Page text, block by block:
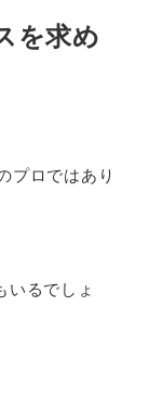
を求め
プロではあり
るでしょ